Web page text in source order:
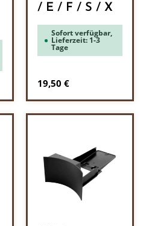
/ E / F / S / X
Sofort verfügbar,
Lieferzeit: 1-3
Tage
Regulärer Preis:
19,50 €